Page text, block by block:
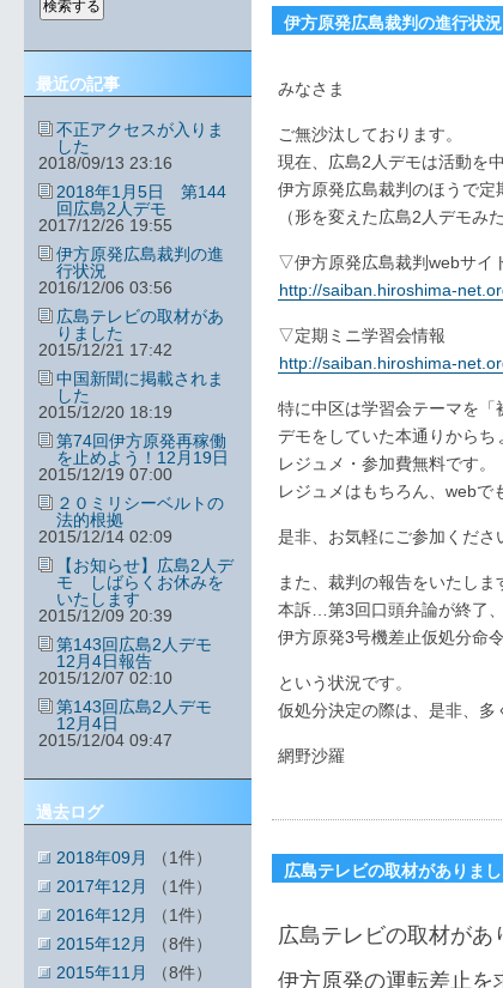
最近の記事
不正アクセスが入りま
した
2018/09/13 23:16
2018年1月5日 第144
回広島2人デモ
2017/12/26 19:55
伊方原発広島裁判の進
行状況
2016/12/06 03:56
広島テレビの取材があ
りました
2015/12/21 17:42
中国新聞に掲載されま
した
2015/12/20 18:19
第74回伊方原発再稼働
を止めよう！12月19日
2015/12/19 07:00
２０ミリシーベルトの
法的根拠
2015/12/14 02:09
【お知らせ】広島2人デ
モ しばらくお休みを
いたします
2015/12/09 20:39
第143回広島2人デモ
12月4日報告
2015/12/07 02:10
第143回広島2人デモ
12月4日
2015/12/04 09:47
過去ログ
2018年09月
（1件）
2017年12月
（1件）
2016年12月
（1件）
2015年12月
（8件）
2015年11月
（8件）
伊方原発広島裁判の進行状況
みなさま
ご無沙汰しております。
現在、広島2人デモは活動を
伊方原発広島裁判のほうで定
（形を変えた広島2人デモみ
▽伊方原発広島裁判webサイ
http://saiban.hiroshima-
▽定期ミニ学習会情報
http://saiban.hiroshima-
特に中区は学習会テーマを「
デモをしていた本通りからち
レジュメ・参加費無料です。
レジュメはもちろん、webで
是非、お気軽にご参加くださ
また、裁判の報告をいたしま
本訴…第3回口頭弁論が終了
伊方原発3号機差止仮処分命
という状況です。
仮処分決定の際は、是非、多
網野沙羅
広島テレビの取材がありま
広島テレビの取材があ
伊方原発の運転差止を